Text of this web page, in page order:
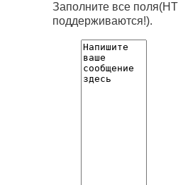
Заполните все
поддерживаются!).